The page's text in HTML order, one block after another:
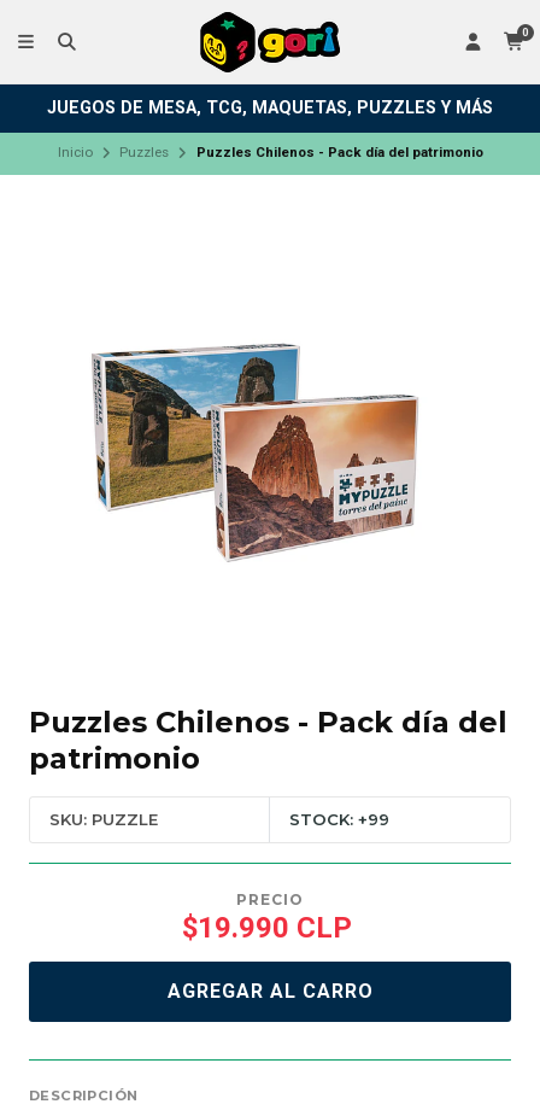
0
JUEGOS DE MESA, TCG, MAQUETAS, PUZZLES Y MÁS
Inicio Puzzles Puzzles Chilenos - Pack día del patrimonio
Puzzles Chilenos - Pack día del
patrimonio
SKU: PUZZLE STOCK: +99
PRECIO
$19.990 CLP
AGREGAR AL CARRO
DESCRIPCIÓN